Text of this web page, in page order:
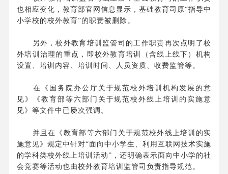
也相应变化，教育部官网信息显示，基础教育司原“指导中
小学校的校外教育”的职责被删除。
另外，校外教育培训监管司的工作职责再次点明了校
外培训治理的重点，即校外教育培训（含线上线下）机构
设置、培训内容、培训时间、人员资质、收费监管等。
在《国务院办公厅关于规范校外培训机构发展的意
见》《教育部等六部门关于规范校外线上培训的实施意
见》等文件中已屡次强调。
并且在《教育部等六部门关于规范校外线上培训的实
施意见》规定中针对“面向中小学生、利用互联网技术实施
的学科类校外线上培训活动”，还明确表示面向中小学的社
会竞赛等活动也由校外教育培训监管司负责指导规范。